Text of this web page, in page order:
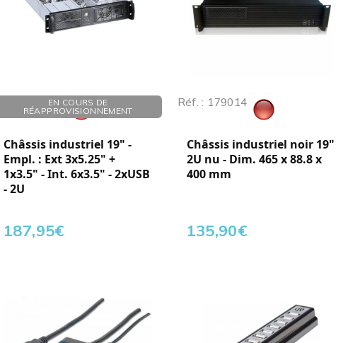
EN COURS DE
RÉAPPROVISIONNEMENT
Réf. : 179020
Châssis industriel 19" -
Empl. : Ext 3x5.25" +
1x3.5" - Int. 6x3.5" - 2xUSB
- 2U
187,95€
Réf. : 179014
Châssis industriel noir 19"
2U nu - Dim. 465 x 88.8 x
400 mm
135,90€